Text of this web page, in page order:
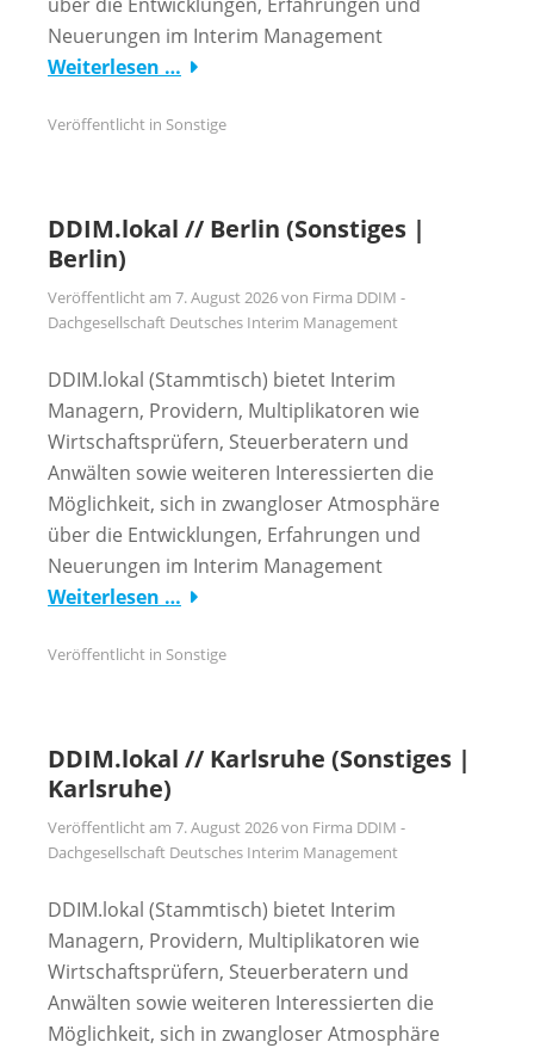
Neuerungen im Interim Management
Weiterlesen …
Veröffentlicht in Sonstige
DDIM.lokal // Berlin (Sonstiges |
Berlin)
Veröffentlicht am 7. August 2026von Firma DDIM -
Dachgesellschaft Deutsches Interim Management
DDIM.lokal (Stammtisch) bietet Interim
Managern, Providern, Multiplikatoren wie
Wirtschaftsprüfern, Steuerberatern und
Anwälten sowie weiteren Interessierten die
Möglichkeit, sich in zwangloser Atmosphäre
über die Entwicklungen, Erfahrungen und
Neuerungen im Interim Management
Weiterlesen …
Veröffentlicht in Sonstige
DDIM.lokal // Karlsruhe (Sonstiges |
Karlsruhe)
Veröffentlicht am 7. August 2026von Firma DDIM -
Dachgesellschaft Deutsches Interim Management
DDIM.lokal (Stammtisch) bietet Interim
Managern, Providern, Multiplikatoren wie
Wirtschaftsprüfern, Steuerberatern und
Anwälten sowie weiteren Interessierten die
Möglichkeit, sich in zwangloser Atmosphäre